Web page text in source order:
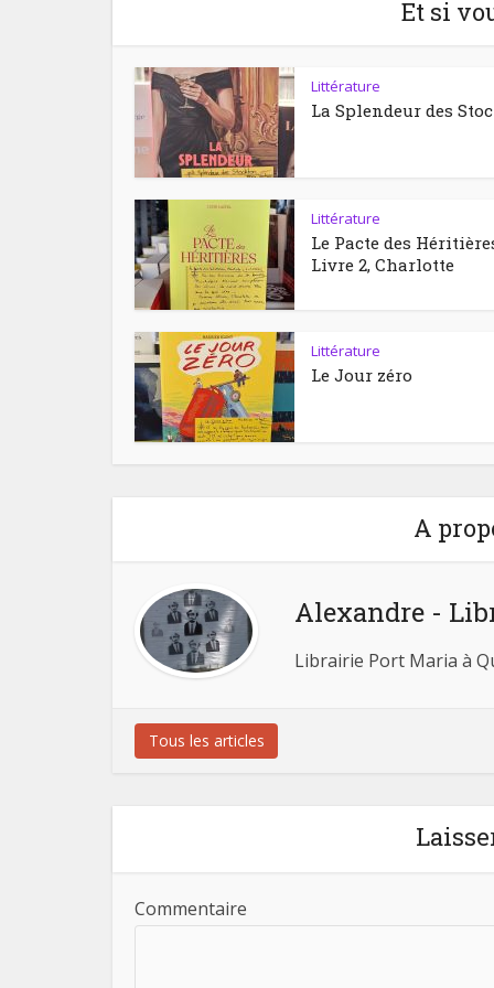
Et si
Littérature
La Splendeur des
Littérature
Le Pacte des
Livre 2, Charlotte
Littérature
Le Jour zéro
A
Alexandre -
Librairie Port Maria à
Tous les articles
Commentaire